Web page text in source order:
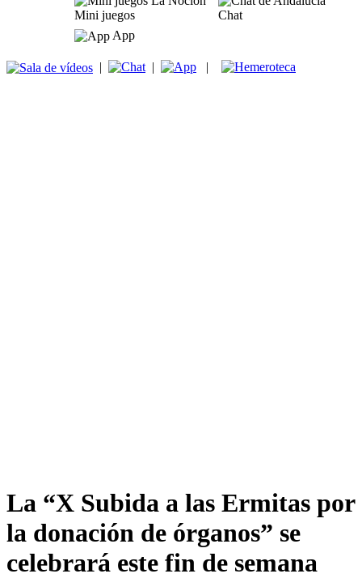
Mini juegos
Chat
App
| | |
La “X Subida a las Ermitas por
la donación de órganos” se
celebrará este fin de semana